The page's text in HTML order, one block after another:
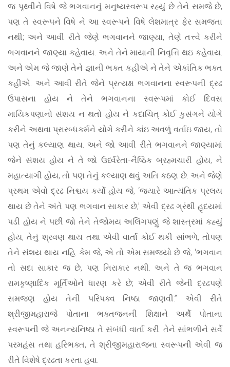
જ પૃથ્વીને વિષે જે ભગવાનનું મનુષ્યસ્વરૂપ રહ્યું છે તેને સમજે છે,
પણ તે સ્વરૂપને વિષે ને આ સ્વરૂપને વિષે લેશમાત્ર ફેર સમજતા
નથી; અને આવી રીતે જેણે ભગવાનને જાણ્યા, તેણે તત્ત્વે કરીને
ભગવાનને જાણ્યા કહેવાય. અને તેને માયાની નિવૃત્તિ થઇ કહેવાય.
અને એમ જે જાણે તેને જ્ઞાની ભક્ત કહીએ ને તેને એકાંતિક ભક્ત
કહીએ. અને આવી રીતે જેને પ્રત્યક્ષ ભગવાનના સ્વરૂપની દ્રઢ
ઉપાસના હોય ને તેને ભગવાનના સ્વરૂપમાં કોઈ દિવસ
માયિકપણાનો સંશય ન થતો હોય ને કદાચિત્ કોઈ કુસંગને યોગે
કરીને અથવા પ્રારબ્ધકર્મને યોગે કરીને કાંઇ અવળું વર્તાઇ જાય, તો
પણ તેનું કલ્યાણ થાય. અને જો આવી રીતે ભગવાનને જાણ્યામાં
જેને સંશય હોય ને તે જો ઉર્ધ્વરેતા-નૈષ્ઠિક બ્રહ્મચારી હોય, ને
મહાત્યાગી હોય, તો પણ તેનું કલ્યાણ થવું અતિ કઠણ છે. અને જેણે
પ્રથમ એવો દ્રઢ નિશ્ચય કર્યો હોય જે, ‘જ્યારે આત્યંતિક પ્રલય
થાય છે તેને અંતે પણ ભગવાન સાકાર છે,’ એવી દ્રઢ ગ્રંથી હૃદયમાં
પડી હોય ને પછી જો તેને તેજોમય અલિંગપણું જે શાસ્ત્રમાં કહ્યું
હોય, તેનું શ્રવણ થાય તથા એવી વાર્તા કોઈ થકી સાંભળે, તોપણ
તેને સંશય થાય નહિ. કેમ જે, એ તો એમ સમજ્યો છે જે, ‘ભગવાન
તો સદા સાકાર જ છે, પણ નિરાકાર નથી. અને તે જ ભગવાન
રામકૃષ્ણાદિક મૂર્તિઓને ધારણ કરે છે; એવી રીતે જેની દ્રઢપણે
સમજણ હોય તેની પરિપક્વ નિષ્ઠા જાણવી.” એવી રીતે
શ્રીજીમહારાજે પોતાના ભક્તજનની શિક્ષાને અર્થે પોતાના
સ્વરૂપની જે અનન્યનિષ્ઠા તે સંબંધી વાર્તા કરી. તેને સાંભળીને સર્વે
પરમહંસ તથા હરિભક્ત, તે શ્રીજીમહારાજના સ્વરૂપની એવી જ
રીતે વિશેષે દ્રઢતા કરતા હવા.